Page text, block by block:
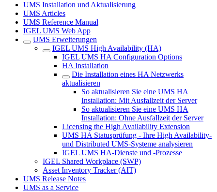
UMS Installation und Aktualisierung
UMS Articles
UMS Reference Manual
IGEL UMS Web App
UMS Erweiterungen
IGEL UMS High Availability (HA)
IGEL UMS HA Configuration Options
HA Installation
Die Installation eines HA Netzwerks
aktualisieren
So aktualisieren Sie eine UMS HA
Installation: Mit Ausfallzeit der Server
So aktualisieren Sie eine UMS HA
Installation: Ohne Ausfallzeit der Server
Licensing the High Availability Extension
UMS HA Statusprüfung - Ihre High Availability-
und Distributed UMS-Systeme analysieren
IGEL UMS HA-Dienste und -Prozesse
IGEL Shared Workplace (SWP)
Asset Inventory Tracker (AIT)
UMS Release Notes
UMS as a Service